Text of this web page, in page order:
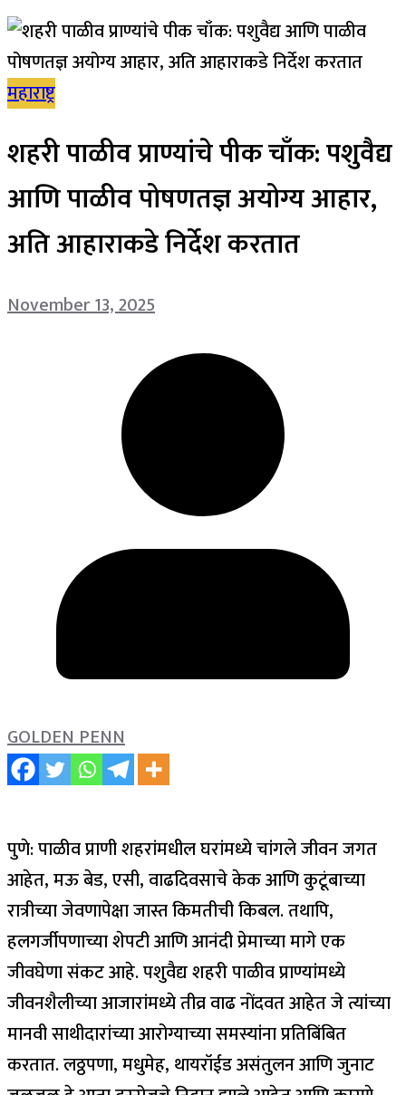
महाराष्ट्र
शहरी पाळीव प्राण्यांचे पीक चाँक: पशुवैद्य
आणि पाळीव पोषणतज्ञ अयोग्य आहार,
अति आहाराकडे निर्देश करतात
November 13, 2025
GOLDEN PENN
पुणे: पाळीव प्राणी शहरांमधील घरांमध्ये चांगले जीवन जगत
आहेत, मऊ बेड, एसी, वाढदिवसाचे केक आणि कुटूंबाच्या
रात्रीच्या जेवणापेक्षा जास्त किमतीची किबल. तथापि,
हलगर्जीपणाच्या शेपटी आणि आनंदी प्रेमाच्या मागे एक
जीवघेणा संकट आहे.पशुवैद्य शहरी पाळीव प्राण्यांमध्ये
जीवनशैलीच्या आजारांमध्ये तीव्र वाढ नोंदवत आहेत जे त्यांच्या
मानवी साथीदारांच्या आरोग्याच्या समस्यांना प्रतिबिंबित
करतात. लठ्ठपणा, मधुमेह, थायरॉईड असंतुलन आणि जुनाट